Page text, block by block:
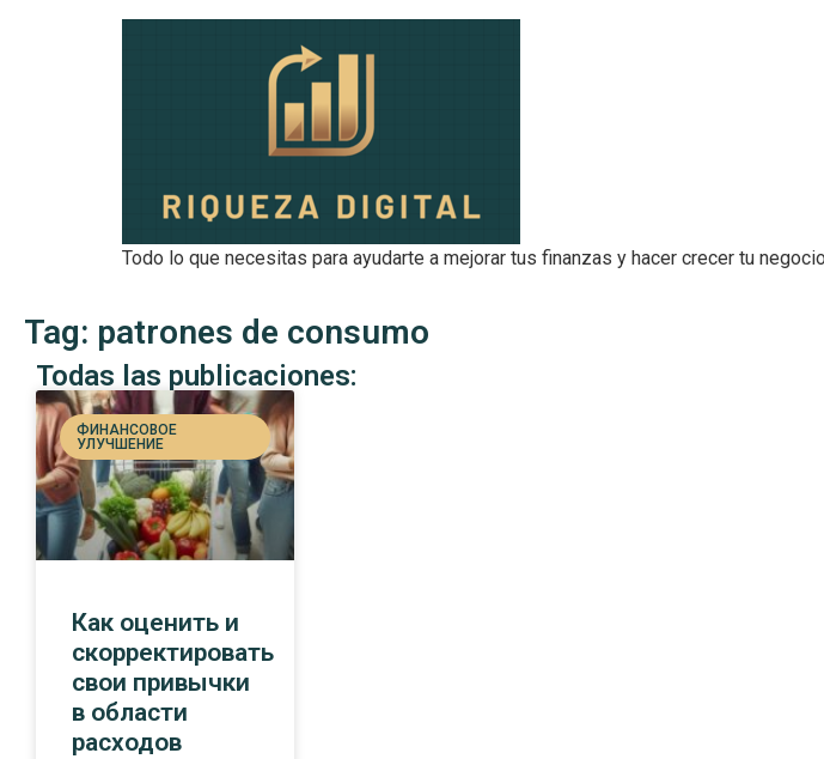
Todo lo que necesitas para ayudarte a mejorar tus finanzas y hacer crecer tu negocio
Tag: patrones de consumo
Todas las publicaciones:
ФИНАНСОВОЕ
УЛУЧШЕНИЕ
Как оценить и
скорректировать
свои привычки
в области
расходов